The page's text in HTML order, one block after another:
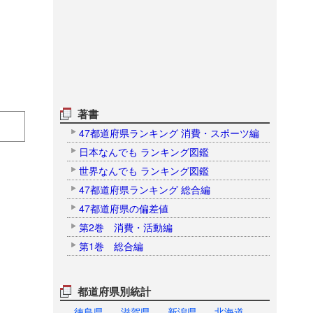
著書
47都道府県ランキング 消費・スポーツ編
日本なんでも ランキング図鑑
世界なんでも ランキング図鑑
47都道府県ランキング 総合編
47都道府県の偏差値
第2巻 消費・活動編
第1巻 総合編
都道府県別統計